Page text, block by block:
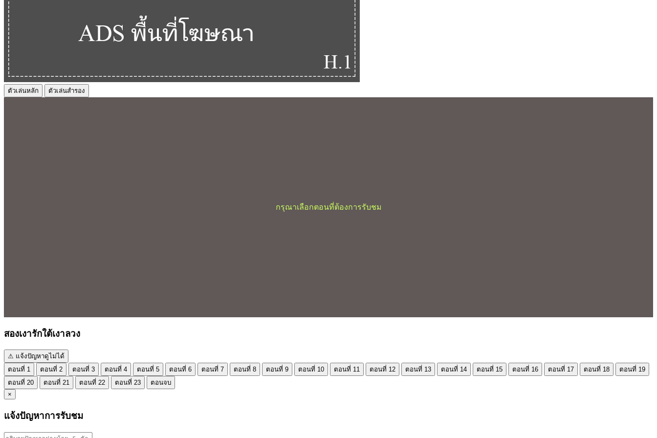
ตัวเล่นหลัก ตัวเล่นสำรอง
กรุณาเลือกตอนที่ต้องการรับชม
สองเงารักใต้เงาลวง
⚠ แจ้งปัญหาดูไม่ได้
ตอนที่ 1
ตอนที่ 2 ตอนที่ 3 ตอนที่ 4 ตอนที่ 5 ตอนที่ 6 ตอนที่ 7 ตอนที่ 8 ตอนที่ 9 ตอนที่ 10 ตอนที่ 11 ตอนที่ 12 ตอนที่ 13 ตอนที่ 14 ตอนที่ 15 ตอนที่ 16 ตอนที่ 17 ตอนที่ 18
ตอนที่ 19
ตอนที่ 20
ตอนที่ 21 ตอนที่ 22 ตอนที่ 23
ตอนจบ
×
แจ้งปัญหาการรับชม